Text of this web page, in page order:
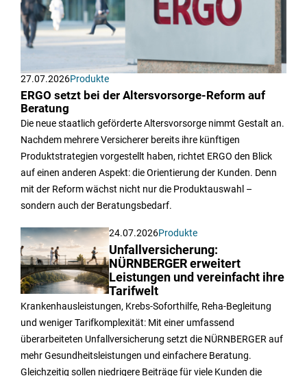
27.07.2026Produkte
ERGO setzt bei der Altersvorsorge-Reform auf
Beratung
Die neue staatlich geförderte Altersvorsorge nimmt Gestalt an.
Nachdem mehrere Versicherer bereits ihre künftigen
Produktstrategien vorgestellt haben, richtet ERGO den Blick
auf einen anderen Aspekt: die Orientierung der Kunden. Denn
mit der Reform wächst nicht nur die Produktauswahl –
sondern auch der Beratungsbedarf.
24.07.2026Produkte
Unfallversicherung:
NÜRNBERGER erweitert
Leistungen und vereinfacht ihre
Tarifwelt
Krankenhausleistungen, Krebs-Soforthilfe, Reha-Begleitung
und weniger Tarifkomplexität: Mit einer umfassend
überarbeiteten Unfallversicherung setzt die NÜRNBERGER auf
mehr Gesundheitsleistungen und einfachere Beratung.
Gleichzeitig sollen niedrigere Beiträge für viele Kunden die